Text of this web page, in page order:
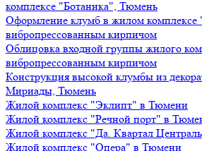
комплексе "Ботаника", Тюмень
Оформление клумб в жилом
вибропрессованным кирпичом
Облицовка входной группы жилого
вибропрессованным кирпичом
Конструкция высокой клумбы из
Мириады, Тюмень
Жилой комплекс "Эклипт" в Тюмени
Жилой комплекс "Речной порт" в
Жилой комплекс "Да. Квартал
Жилой комплекс "Опера" в Тюмени